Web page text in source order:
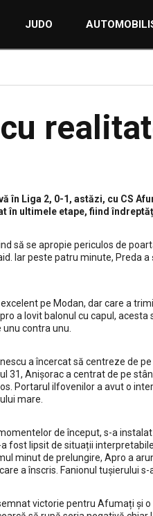
JUDO
Liga 2, 0-1, astăzi, cu CS
în ultimele etape, fiind
să se apropie periculos de
Iar peste patru minute, Preda a
pe Modan, dar care a
a lovit balonul cu capul, acesta
contra unu.
a încercat să centreze de
Anișorac a centrat de pe
Portarul ilfovenilor a avut o
mare.
de început, s-a
fost lipsit de situații
minut de prelungire, Apro a
a înscris. Fanionul tușierului s-
victorie pentru Afumați și